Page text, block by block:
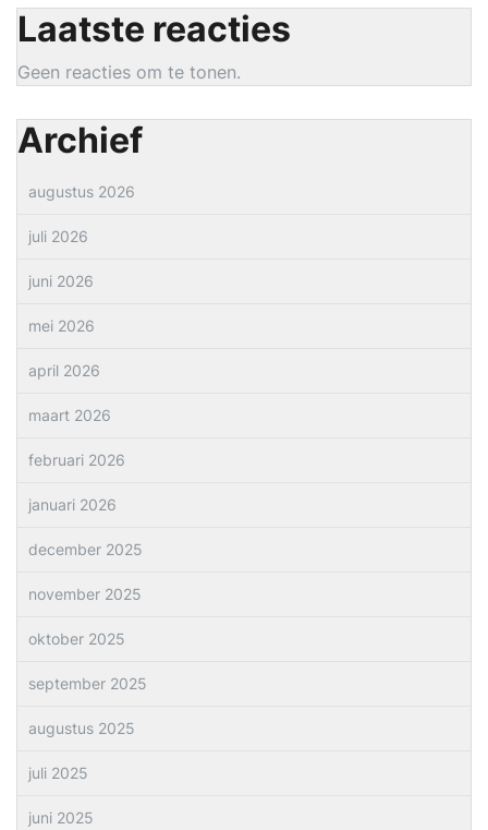
Laatste reacties
Geen reacties om te tonen.
Archief
augustus 2026
juli 2026
juni 2026
mei 2026
april 2026
maart 2026
februari 2026
januari 2026
december 2025
november 2025
oktober 2025
september 2025
augustus 2025
juli 2025
juni 2025